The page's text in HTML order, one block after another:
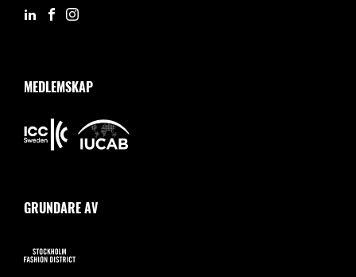
MEDLEMSKAP
GRUNDARE AV